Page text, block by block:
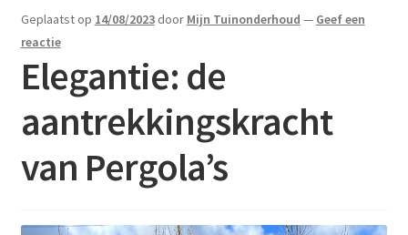
Winkel
Boeken
Afspraak maken
Geplaatst op 14/08/2023 door Mijn Tuinonderhoud — Geef een
reactie
Elegantie: de
aantrekkingskracht
van Pergola’s